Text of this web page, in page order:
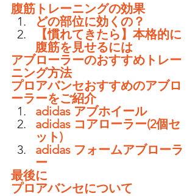
腹筋トレーニングの効果
どの部位に効くの？
【慣れてきたら】本格的に
腹筋を見せるには
アブローラーのおすすめトレー
ニング方法
プロアバンセおすすめのアブロ
ーラーをご紹介
adidas アブホイール
adidas コアローラー(2個セ
ット)
adidas フォームアブローラ
ー
最後に
プロアバンセについて